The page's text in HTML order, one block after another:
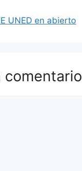
UNED en abierto
comentario